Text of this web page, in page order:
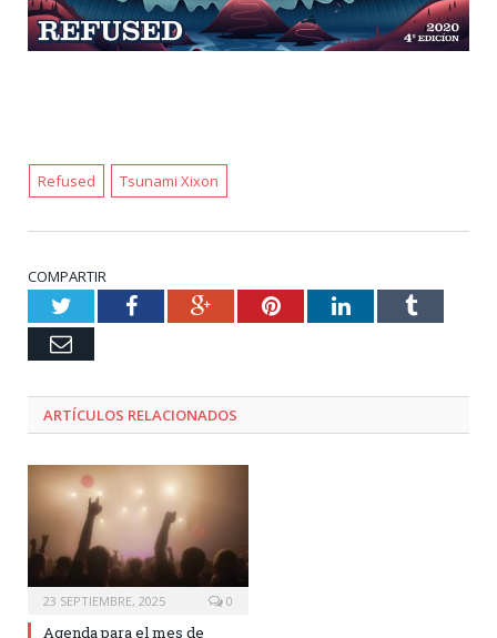
Refused Tsunami Xixon
COMPARTIR
TwitterFacebookGoogle+PinterestLinkedInTumblr
Email
ARTÍCULOS RELACIONADOS
23 SEPTIEMBRE, 2025 0
Agenda para el mes de